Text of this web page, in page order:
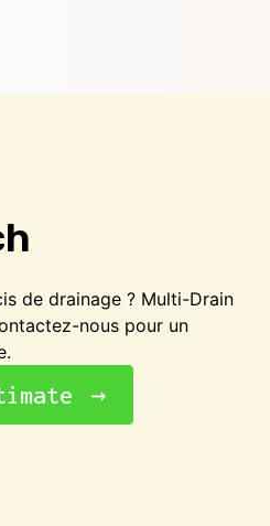
de drainage ? Multi-Drain
nous pour un